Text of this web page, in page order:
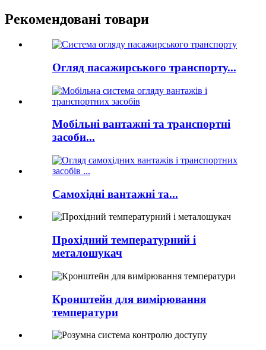
Рекомендовані товари
Огляд пасажирського транспорту...
Мобільні вантажні та транспортні
засоби...
Самохідні вантажні та...
Прохідний температурний і
металошукач
Кронштейн для вимірювання
температури